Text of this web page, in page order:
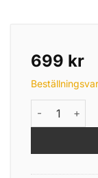
699 kr
Mikado Nsc